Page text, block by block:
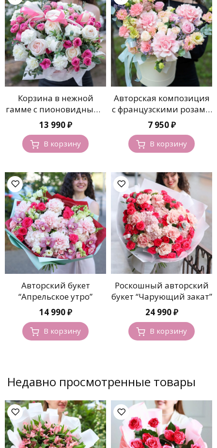
Корзина в нежной
гамме с пионовидными
розами
13 990₽
В корзину
Авторская композиция
с французскими розами
и эустомой
7 950₽
В корзину
Авторский букет
“Апрельское утро”
14 990₽
В корзину
Роскошный авторский
букет “Чарующий закат”
24 990₽
В корзину
Недавно просмотренные товары